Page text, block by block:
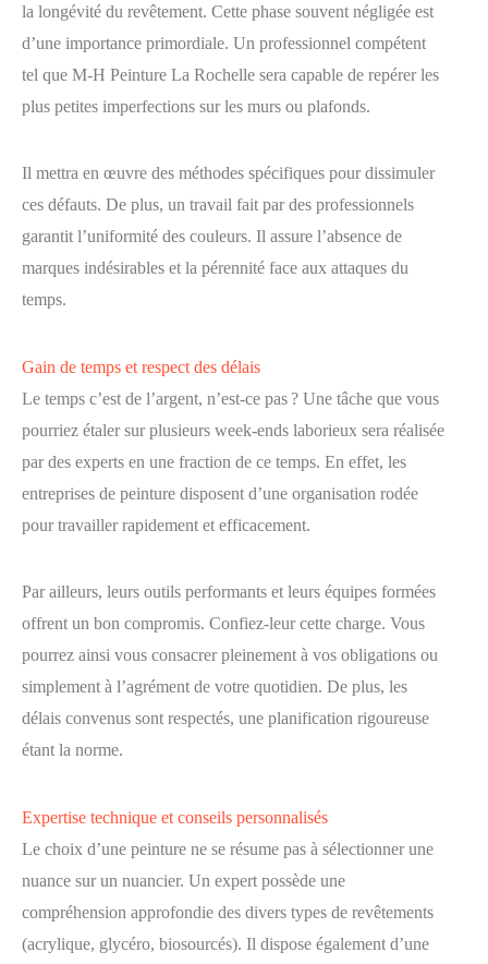
la longévité du revêtement. Cette phase souvent négligée est
d’une importance primordiale. Un professionnel compétent
tel que M-H Peinture La Rochelle sera capable de repérer les
plus petites imperfections sur les murs ou plafonds.
Il mettra en œuvre des méthodes spécifiques pour dissimuler
ces défauts. De plus, un travail fait par des professionnels
garantit l’uniformité des couleurs. Il assure l’absence de
marques indésirables et la pérennité face aux attaques du
temps.
Gain de temps et respect des délais
Le temps c’est de l’argent, n’est-ce pas ? Une tâche que vous
pourriez étaler sur plusieurs week-ends laborieux sera réalisée
par des experts en une fraction de ce temps. En effet, les
entreprises de peinture disposent d’une organisation rodée
pour travailler rapidement et efficacement.
Par ailleurs, leurs outils performants et leurs équipes formées
offrent un bon compromis. Confiez-leur cette charge. Vous
pourrez ainsi vous consacrer pleinement à vos obligations ou
simplement à l’agrément de votre quotidien. De plus, les
délais convenus sont respectés, une planification rigoureuse
étant la norme.
Expertise technique et conseils personnalisés
Le choix d’une peinture ne se résume pas à sélectionner une
nuance sur un nuancier. Un expert possède une
compréhension approfondie des divers types de revêtements
(acrylique, glycéro, biosourcés). Il dispose également d’une